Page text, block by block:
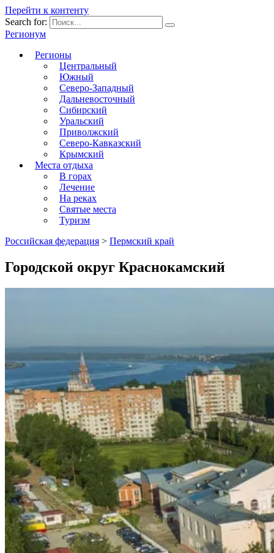
Перейти к контенту
Search for:
Регионум
Регионы
Центральный
Южный
Северо-Западный
Дальневосточный
Сибирский
Уральский
Приволжский
Северо-Кавказский
Крымский
Места отдыха
В горах
Лечение
На реках
Святые места
Туризм
Российская федерация > Пермский край
Городской округ Краснокамский